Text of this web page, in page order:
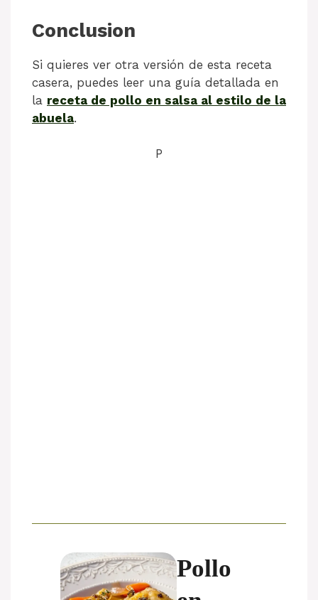
Conclusion
Si quieres ver otra versión de esta receta
casera, puedes leer una guía detallada en
la receta de pollo en salsa al estilo de la
abuela.
P
Pollo